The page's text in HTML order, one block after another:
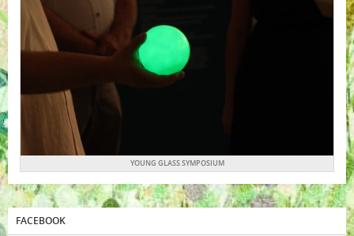
YOUNG GLASS SYMPOSIUM
FACEBOOK